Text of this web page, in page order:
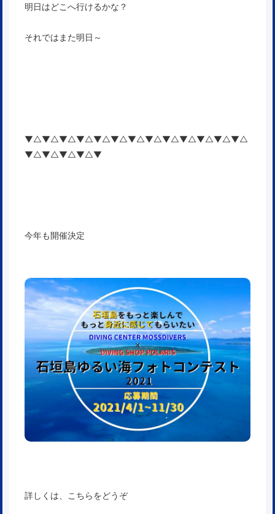
明日はどこへ行けるかな？
それではまた明日～
▼△▼△▼△▼△▼△▼△▼△▼△▼△▼△▼△▼△▼△
▼△▼△▼△▼△▼
今年も開催決定
詳しくは、こちらをどうぞ